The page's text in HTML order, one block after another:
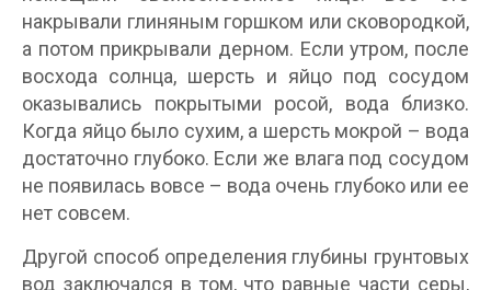
накрывали глиняным горшком или сковородкой,
а потом прикрывали дерном. Если утром, после
восхода солнца, шерсть и яйцо под сосудом
оказывались покрытыми росой, вода близко.
Когда яйцо было сухим, а шерсть мокрой – вода
достаточно глубоко. Если же влага под сосудом
не появилась вовсе – вода очень глубоко или ее
нет совсем.
Другой способ определения глубины грунтовых
вод заключался в том, что равные части серы,